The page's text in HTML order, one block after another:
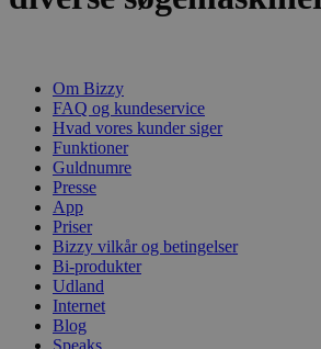
Om Bizzy
FAQ og kundeservice
Hvad vores kunder siger
Funktioner
Guldnumre
Presse
App
Priser
Bizzy vilkår og betingelser
Bi-produkter
Udland
Internet
Blog
Speaks